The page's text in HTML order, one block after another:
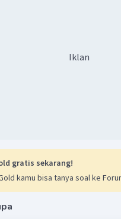
Iklan
gratis sekarang!
kamu bisa tanya soal ke